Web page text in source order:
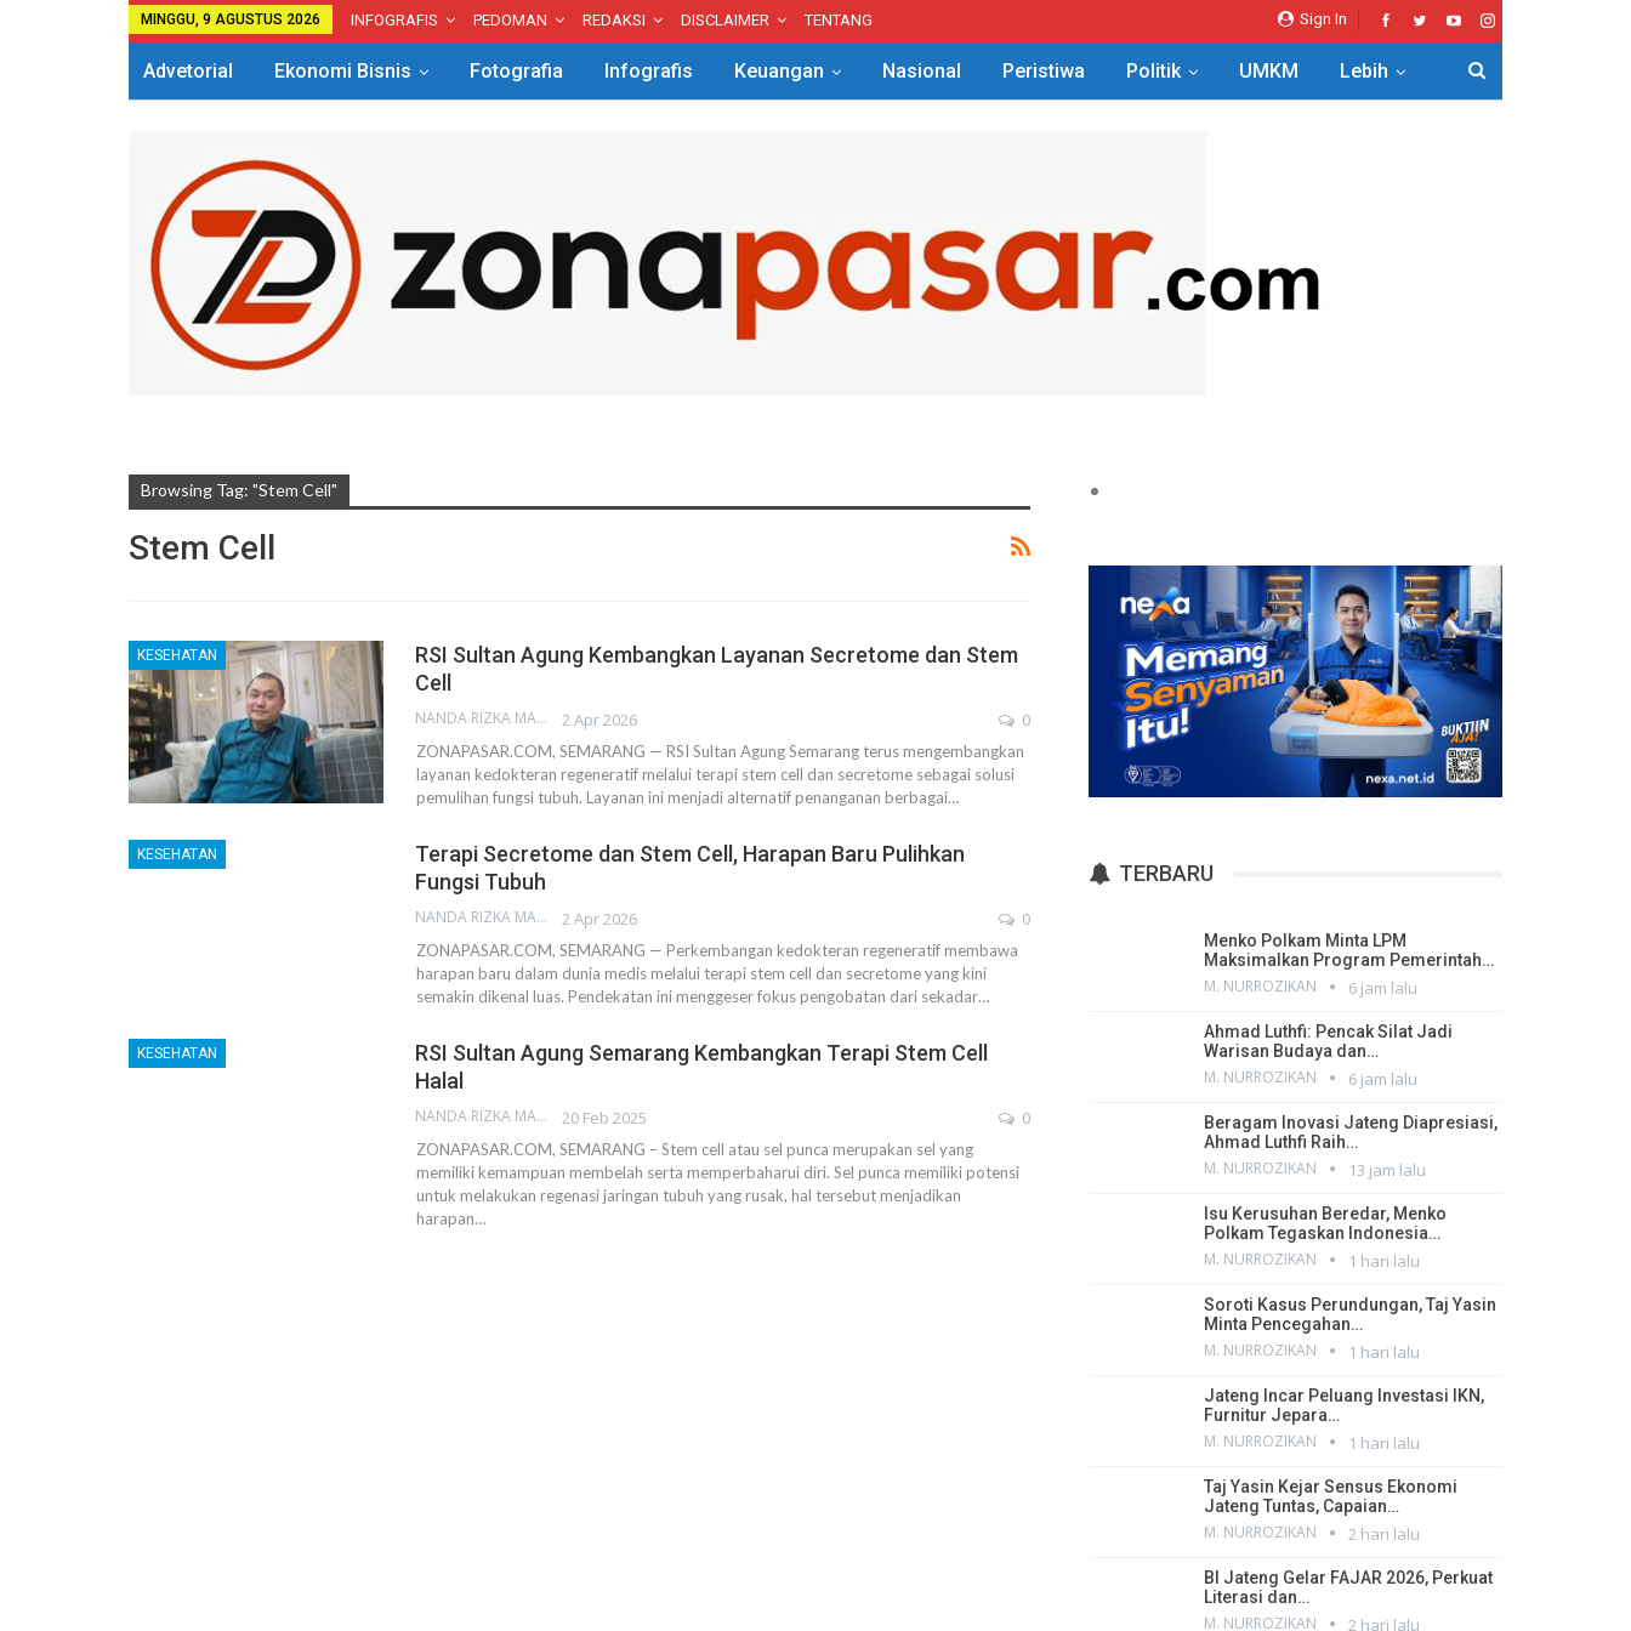
Sign In
MINGGU, 9 AGUSTUS 2026 INFOGRAFIS PEDOMAN REDAKSI DISCLAIMER TENTANG
Advetorial Ekonomi Bisnis Fotografia Infografis Keuangan Nasional Peristiwa Politik UMKM Lebih
Browsing Tag: "Stem Cell"
Stem Cell
KESEHATAN
RSI Sultan Agung Kembangkan Layanan Secretome dan Stem
Cell
NANDA RIZKA MAHENDRA 2 Apr 2026 0
ZONAPASAR.COM, SEMARANG — RSI Sultan Agung Semarang terus mengembangkan
layanan kedokteran regeneratif melalui terapi stem cell dan secretome sebagai solusi
pemulihan fungsi tubuh. Layanan ini menjadi alternatif penanganan berbagai…
KESEHATAN
Terapi Secretome dan Stem Cell, Harapan Baru Pulihkan
Fungsi Tubuh
NANDA RIZKA MAHENDRA 2 Apr 2026 0
ZONAPASAR.COM, SEMARANG — Perkembangan kedokteran regeneratif membawa
harapan baru dalam dunia medis melalui terapi stem cell dan secretome yang kini
semakin dikenal luas. Pendekatan ini menggeser fokus pengobatan dari sekadar…
KESEHATAN
RSI Sultan Agung Semarang Kembangkan Terapi Stem Cell
Halal
NANDA RIZKA MAHENDRA 20 Feb 2025 0
ZONAPASAR.COM, SEMARANG – Stem cell atau sel punca merupakan sel yang
memiliki kemampuan membelah serta memperbaharui diri. Sel punca memiliki potensi
untuk melakukan regenasi jaringan tubuh yang rusak, hal tersebut menjadikan
harapan…
TERBARU
Menko Polkam Minta LPM
Maksimalkan Program Pemerintah…
M. NURROZIKAN 6 jam lalu
Ahmad Luthfi: Pencak Silat Jadi
Warisan Budaya dan…
M. NURROZIKAN 6 jam lalu
Beragam Inovasi Jateng Diapresiasi,
Ahmad Luthfi Raih…
M. NURROZIKAN 13 jam lalu
Isu Kerusuhan Beredar, Menko
Polkam Tegaskan Indonesia…
M. NURROZIKAN 1 hari lalu
Soroti Kasus Perundungan, Taj Yasin
Minta Pencegahan…
M. NURROZIKAN 1 hari lalu
Jateng Incar Peluang Investasi IKN,
Furnitur Jepara…
M. NURROZIKAN 1 hari lalu
Taj Yasin Kejar Sensus Ekonomi
Jateng Tuntas, Capaian…
M. NURROZIKAN 2 hari lalu
BI Jateng Gelar FAJAR 2026, Perkuat
Literasi dan…
M. NURROZIKAN 2 hari lalu